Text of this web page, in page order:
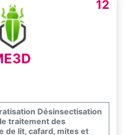
12
Désinsectisation
traitement des
de lit, cafard, mites et